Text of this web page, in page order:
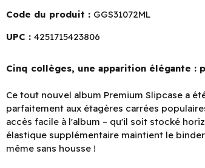
Code du produit : GGS31072ML
UPC : 4251715423806
Cinq collèges, une apparition élégante :
Ce tout nouvel album Premium Slipcase a
parfaitement aux étagères carrées
accès facile à l'album – qu'il soit stocké
élastique supplémentaire maintient le
même sans housse !